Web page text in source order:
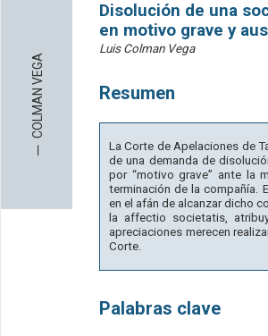
─
COLMAN VEGA
Disolución de una
en motivo grave y
Luis Colman Vega
Resumen
La Corte de Apelaciones de
de una demanda de
por “motivo grave” ante la
terminación de la compañía.
en el afán de alcanzar dicho
la affectio societatis,
apreciaciones merecen
Corte.
Palabras clave